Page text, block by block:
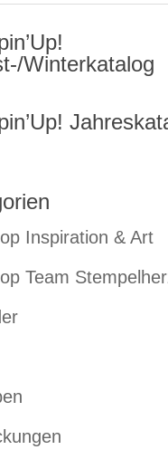
Winterkatalog
Inspiration & Art
Team